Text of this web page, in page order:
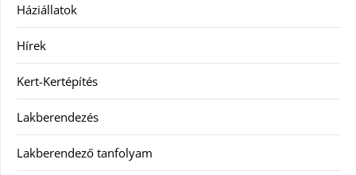
Háziállatok
Hírek
Kert-Kertépítés
Lakberendezés
Lakberendező tanfolyam